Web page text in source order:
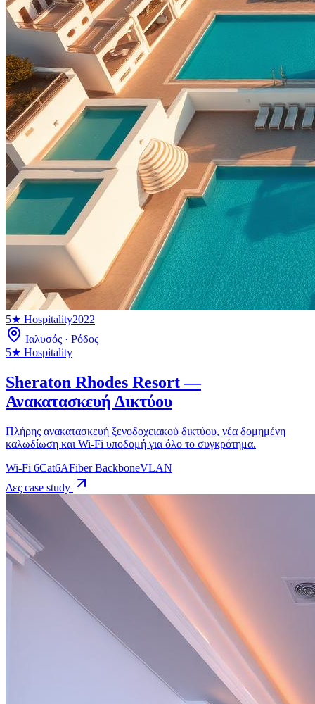
5★ Hospitality2022
Ιαλυσός · Ρόδος
5★ Hospitality
Sheraton Rhodes Resort —
Ανακατασκευή Δικτύου
Πλήρης ανακατασκευή ξενοδοχειακού δικτύου, νέα δομημένη
καλωδίωση και Wi-Fi υποδομή για όλο το συγκρότημα.
Wi-Fi 6Cat6AFiber BackboneVLAN
Δες case study